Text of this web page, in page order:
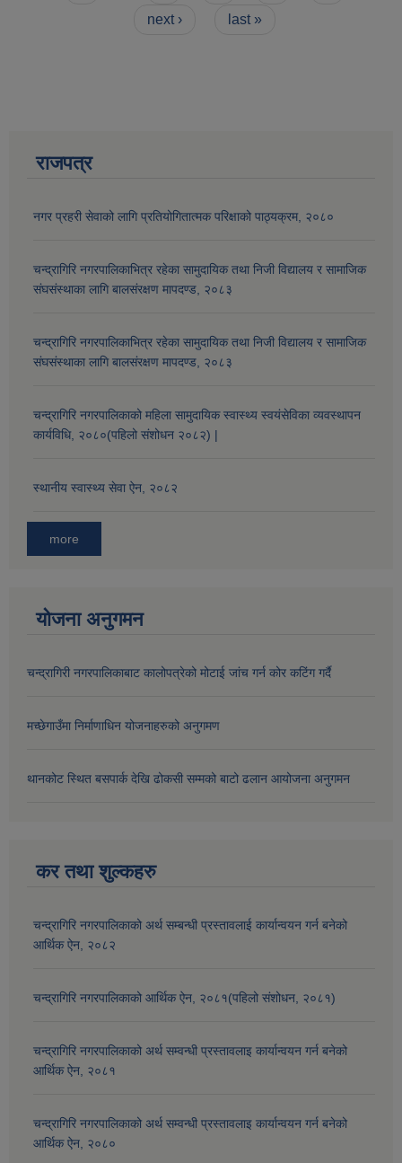
next ›
last »
राजपत्र
नगर प्रहरी सेवाको लागि प्रतियोगितात्मक परिक्षाको पाठ्यक्रम, २०८०
चन्द्रागिरि नगरपालिकाभित्र रहेका सामुदायिक तथा निजी विद्यालय र सामाजिक
संघसंस्थाका लागि बालसंरक्षण मापदण्ड, २०८३
चन्द्रागिरि नगरपालिकाभित्र रहेका सामुदायिक तथा निजी विद्यालय र सामाजिक
संघसंस्थाका लागि बालसंरक्षण मापदण्ड, २०८३
चन्द्रागिरि नगरपालिकाको महिला सामुदायिक स्वास्थ्य स्वयंसेविका व्यवस्थापन
कार्यविधि, २०८०(पहिलो संशोधन २०८२) |
स्थानीय स्वास्थ्य सेवा ऐन, २०८२
more
योजना अनुगमन
चन्द्रागिरी नगरपालिकाबाट कालोपत्रेको मोटाई जांच गर्न कोर कटिंग गर्दै
मच्छेगाउँमा निर्माणाधिन योजनाहरुको अनुगमण
थानकोट स्थित बसपार्क देखि ढोकसी सम्मको बाटो ढलान आयोजना अनुगमन
कर तथा शुल्कहरु
चन्द्रागिरि नगरपालिकाको अर्थ सम्बन्धी प्रस्तावलाई कार्यान्वयन गर्न बनेको
आर्थिक ऐन, २०८२
चन्द्रागिरि नगरपालिकाको आर्थिक ऐन, २०८१(पहिलो संशोधन, २०८१)
चन्द्रागिरि नगरपालिकाको अर्थ सम्वन्धी प्रस्तावलाइ कार्यान्वयन गर्न बनेको
आर्थिक ऐन, २०८१
चन्द्रागिरि नगरपालिकाको अर्थ सम्वन्धी प्रस्तावलाइ कार्यान्वयन गर्न बनेको
आर्थिक ऐन, २०८०